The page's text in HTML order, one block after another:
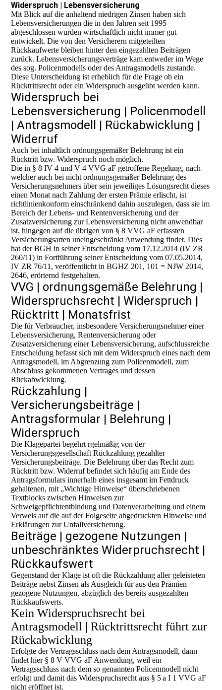
Widerspruch | Lebensversicherung
Mit Blick auf die anhaltend niedrigen Zinsen haben sich
Lebensversicherungen die in den Jahren seit 1995
abgeschlossen wurden wirtschaftlich nicht immer gut
entwickelt. Die von den Versicherern mitgeteilten
Rückkaufwerte bleiben hinter den eingezahlten Beiträgen
zurück. Lebensversicherungsverträge kam entweder im Wege
des sog. Policenmodells oder des Antragsmodells zustande.
Diese Unterscheidung ist erheblich für die Frage ob ein
Rücktrittsrecht oder ein Widerspruch ausgeübt werden kann.
Widerspruch bei
Lebensversicherung | Policenmodell
| Antragsmodell | Rückabwicklung |
Widerruf
Auch bei inhaltlich ordnungsgemäßer Belehrung ist ein
Rücktritt bzw. Widerspruch noch möglich.
Die in § 8 IV 4 und V 4 VVG aF getroffene Regelung, nach
welcher auch bei nicht ordnungsgemäßer Belehrung des
Versicherungsnehmers über sein jeweiliges Lösungsrecht dieses
einen Monat nach Zahlung der ersten Prämie erlischt, ist
richtlinienkonform einschränkend dahin auszulegen, dass sie im
Bereich der Lebens- und Rentenversicherung und der
Zusatzversicherung zur Lebensversicherung nicht anwendbar
ist, hingegen auf die übrigen von § 8 VVG aF erfassten
Versicherungsarten uneingeschränkt Anwendung findet. Dies
hat der BGH in seiner Entscheidung vom 17.12.2014 (IV ZR
260/11) in Fortführung seiner Entscheidung vom 07.05.2014,
IV ZR 76/11, veröffentlicht in BGHZ 201, 101 = NJW 2014,
2646, erörternd festgehalten.
VVG | ordnungsgemäße Belehrung |
Widerspruchsrecht | Widerspruch |
Rücktritt | Monatsfrist
Die für Verbraucher, insbesondere Versicherungsnehmer einer
Lebensversicherung, Rentenversicherung oder
Zusatzversicherung einer Lebensversicherung, aufschlussreiche
Entscheidung befasst sich mit dem Widerspruch eines nach dem
Antragsmodell, im Abgrenzung zum Policenmodell, zum
Abschluss gekommenen Vertrages und dessen
Rückabwicklung.
Rückzahlung |
Versicherungsbeiträge |
Antragsformular | Belehrung |
Widerspruch
Die Klagepartei begehrt rgelmäßig von der
Versicherungsgesellschaft Rückzahlung gezahlter
Versicherungsbeiträge. Die Belehrung über das Recht zum
Rücktritt bzw. Widerruf befindet sich häufig am Ende des
Antragsformulars innerhalb eines insgesamt im Fettdruck
gehaltenen, mit „Wichtige Hinweise“ überschriebenen
Textblocks zwischen Hinweisen zur
Schweigepflichtentbindung und Datenverarbeitung und einem
Verweis auf die auf der Folgeseite abgedruckten Hinweise und
Erklärungen zur Unfallversicherung.
Beiträge | gezogene Nutzungen |
unbeschränktes Widerpruchsrecht |
Rückkaufswert
Gegenstand der Klage ist oft die Rückzahlung aller geleisteten
Beiträge nebst Zinsen als Ausgleich für aus den Prämien
gezogene Nutzungen, abzüglich des bereits ausgezahlten
Rückkaufswerts.
Kein Widerspruchsrecht bei
Antragsmodell | Rücktrittsrecht führt zur
Rückabwicklung
Erfolgte der Vertragsschluss nach dem Antragsmodell, dann
findet hier § 8 V VVG aF Anwendung, weil ein
Vertragsschluss nach dem so genannten Policenmodell nicht
erfolgt und damit das Widerspruchsrecht aus § 5 a I 1 VVG aF
nicht eröffnet ist.